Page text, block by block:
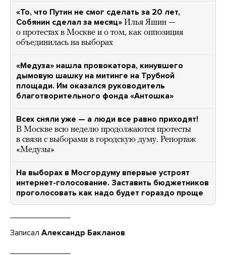
«То, что Путин не смог сделать за 20 лет,
Собянин сделал за месяц» Илья Яшин —
о протестах в Москве и о том, как оппозиция
объединилась на выборах
«Медуза» нашла провокатора, кинувшего
дымовую шашку на митинге на Трубной
площади. Им оказался руководитель
благотворительного фонда «Антошка»
Всех сняли уже — а люди все равно приходят!
В Москве всю неделю продолжаются протесты
в связи с выборами в городскую думу. Репортаж
«Медузы»
На выборах в Мосгордуму впервые устроят
интернет-голосование. Заставить бюджетников
проголосовать как надо будет гораздо проще
Записал Александр Бакланов